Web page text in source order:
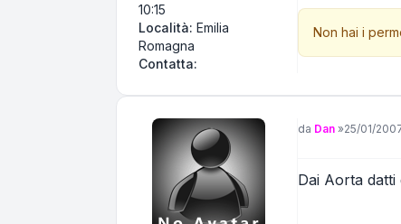
10:15
Località: Emilia
Romagna
Contatta:
Non hai i
Messaggio
da Dan »25/01/
Dai Aorta datti